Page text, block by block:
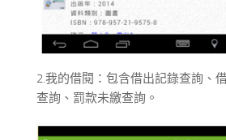
2.我的借閱：包含借出記錄查詢、
查詢、罰款未繳查詢。